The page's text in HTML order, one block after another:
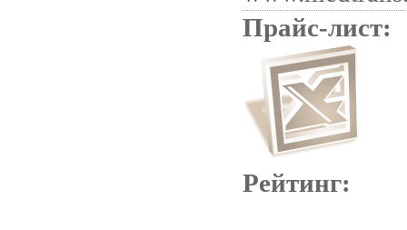
Прайс-лист:
Рейтинг: